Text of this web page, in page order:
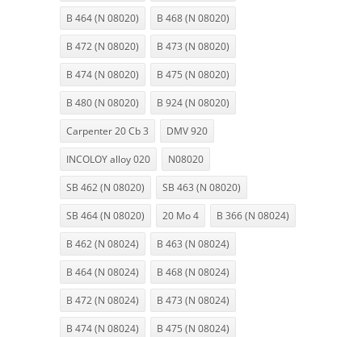
B 464 (N 08020) B 468 (N 08020)
B 472 (N 08020) B 473 (N 08020)
B 474 (N 08020) B 475 (N 08020)
B 480 (N 08020) B 924 (N 08020)
Carpenter 20 Cb 3 DMV 920
INCOLOY alloy 020 N08020
SB 462 (N 08020) SB 463 (N 08020)
SB 464 (N 08020) 20 Mo 4 B 366 (N 08024)
B 462 (N 08024) B 463 (N 08024)
B 464 (N 08024) B 468 (N 08024)
B 472 (N 08024) B 473 (N 08024)
B 474 (N 08024) B 475 (N 08024)